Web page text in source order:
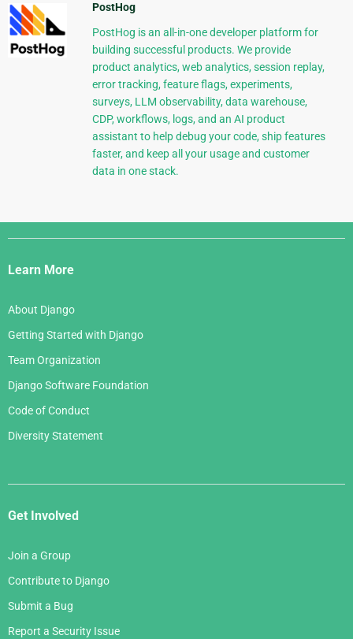
PostHog
PostHog is an all-in-one developer platform for
building successful products. We provide
product analytics, web analytics, session replay,
error tracking, feature flags, experiments,
surveys, LLM observability, data warehouse,
CDP, workflows, logs, and an AI product
assistant to help debug your code, ship features
faster, and keep all your usage and customer
data in one stack.
Django
Links
Learn More
About Django
Getting Started with Django
Team Organization
Django Software Foundation
Code of Conduct
Diversity Statement
Get Involved
Join a Group
Contribute to Django
Submit a Bug
Report a Security Issue